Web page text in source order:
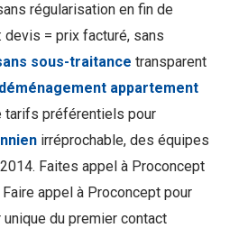
régularisation en fin de
devis = prix facturé, sans
sous-traitance transparent
appartement
tarifs préférentiels pour
irréprochable, des équipes
Faites appel à Proconcept
appel à Proconcept pour
du premier contact